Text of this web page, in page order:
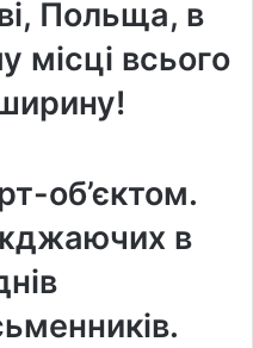
Польща, в
місці всього
об’єктом.
в